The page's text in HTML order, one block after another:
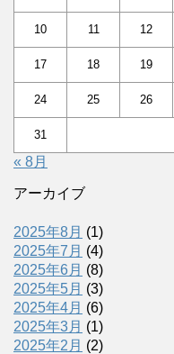
10 11 12
17 18 19
24 25 26
31
« 8月
アーカイブ
2025年8月 (1)
2025年7月 (4)
2025年6月 (8)
2025年5月 (3)
2025年4月 (6)
2025年3月 (1)
2025年2月 (2)